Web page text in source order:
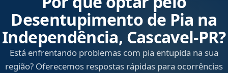
Desentupimento de Pia na
Independência, Cascavel‑PR?
Está enfrentando problemas com pia entupida na sua
região? Oferecemos respostas rápidas para ocorrências